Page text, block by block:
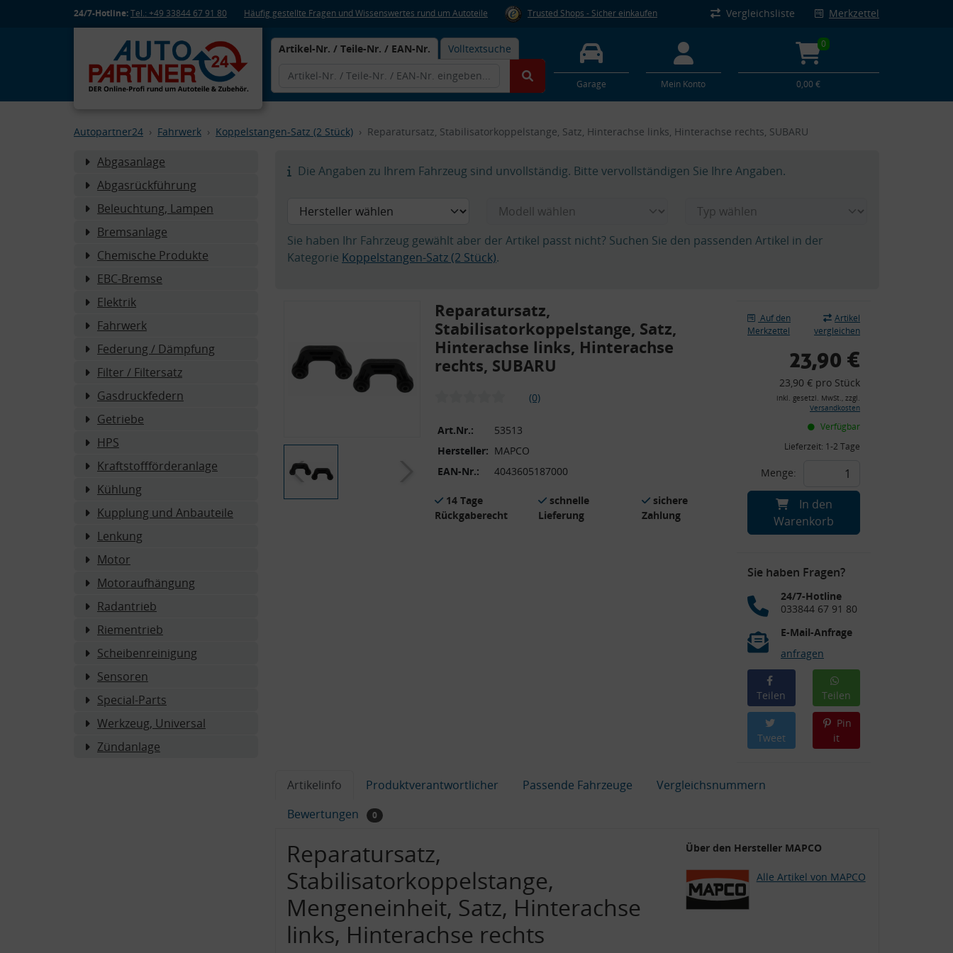
24/7-Hotline:Tel.: +49 33844 67 91 80 Häufig gestellte Fragen und Wissenswertes rund um Autoteile Trusted Shops - Sicher einkaufen Vergleichsliste Merkzettel
Artikel-Nr. / Teile-Nr. / EAN-Nr. Volltextsuche
Garage Mein Konto
0
0,00 €
Autopartner24 Fahrwerk Koppelstangen-Satz (2 Stück) Reparatursatz, Stabilisatorkoppelstange, Satz, Hinterachse links, Hinterachse rechts, SUBARU
Abgasanlage
Abgasrückführung
Beleuchtung, Lampen
Bremsanlage
Chemische Produkte
EBC-Bremse
Elektrik
Fahrwerk
Federung / Dämpfung
Filter / Filtersatz
Gasdruckfedern
Getriebe
HPS
Kraftstoffförderanlage
Kühlung
Kupplung und Anbauteile
Lenkung
Motor
Motoraufhängung
Radantrieb
Riementrieb
Scheibenreinigung
Sensoren
Special-Parts
Werkzeug, Universal
Zündanlage
Die Angaben zu Ihrem Fahrzeug sind unvollständig. Bitte vervollständigen Sie Ihre Angaben.
Sie haben Ihr Fahrzeug gewählt aber der Artikel passt nicht? Suchen Sie den passenden Artikel in der
Kategorie Koppelstangen-Satz (2 Stück).
Reparatursatz,
Stabilisatorkoppelstange, Satz,
Hinterachse links, Hinterachse
rechts, SUBARU
(0)
Art.Nr.:
53513
Hersteller: MAPCO
EAN-Nr.:
4043605187000
14 Tage
Rückgaberecht
schnelle
Lieferung
sichere
Zahlung
Auf den
Merkzettel
Artikel
vergleichen
23,90 €
23,90 € pro Stück
inkl. gesetzl. MwSt., zzgl.
Versandkosten
Verfügbar
Lieferzeit: 1-2 Tage
Menge:
In den
Warenkorb
Sie haben Fragen?
24/7-Hotline
033844 67 91 80
E-Mail-Anfrage
anfragen
Teilen Teilen
Tweet
Pin
it
Artikelinfo Produktverantwortlicher Passende Fahrzeuge
Vergleichsnummern
Bewertungen
0
Reparatursatz,
Stabilisatorkoppelstange,
Mengeneinheit, Satz, Hinterachse
links, Hinterachse rechts
Über den Hersteller MAPCO
Alle Artikel von MAPCO